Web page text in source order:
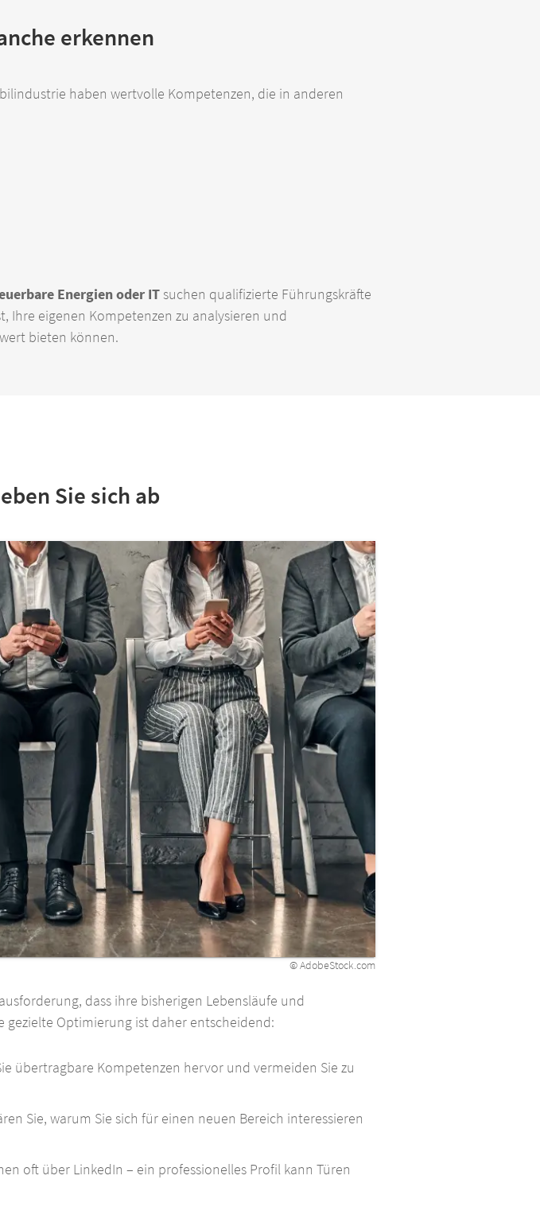
erkennen
haben wertvolle Kompetenzen, die in anderen
Energien oder ITsuchen qualifizierte Führungskräfte
Ihre eigenen Kompetenzen zu analysieren und
bieten können.
Sie sich ab
© AdobeStock.com
dass ihre bisherigen Lebensläufe und
gezielte Optimierung ist daher entscheidend:
übertragbare Kompetenzen hervor und vermeiden Sie zu
Sie, warum Sie sich für einen neuen Bereich interessieren
oft über LinkedIn – ein professionelles Profil kann Türen